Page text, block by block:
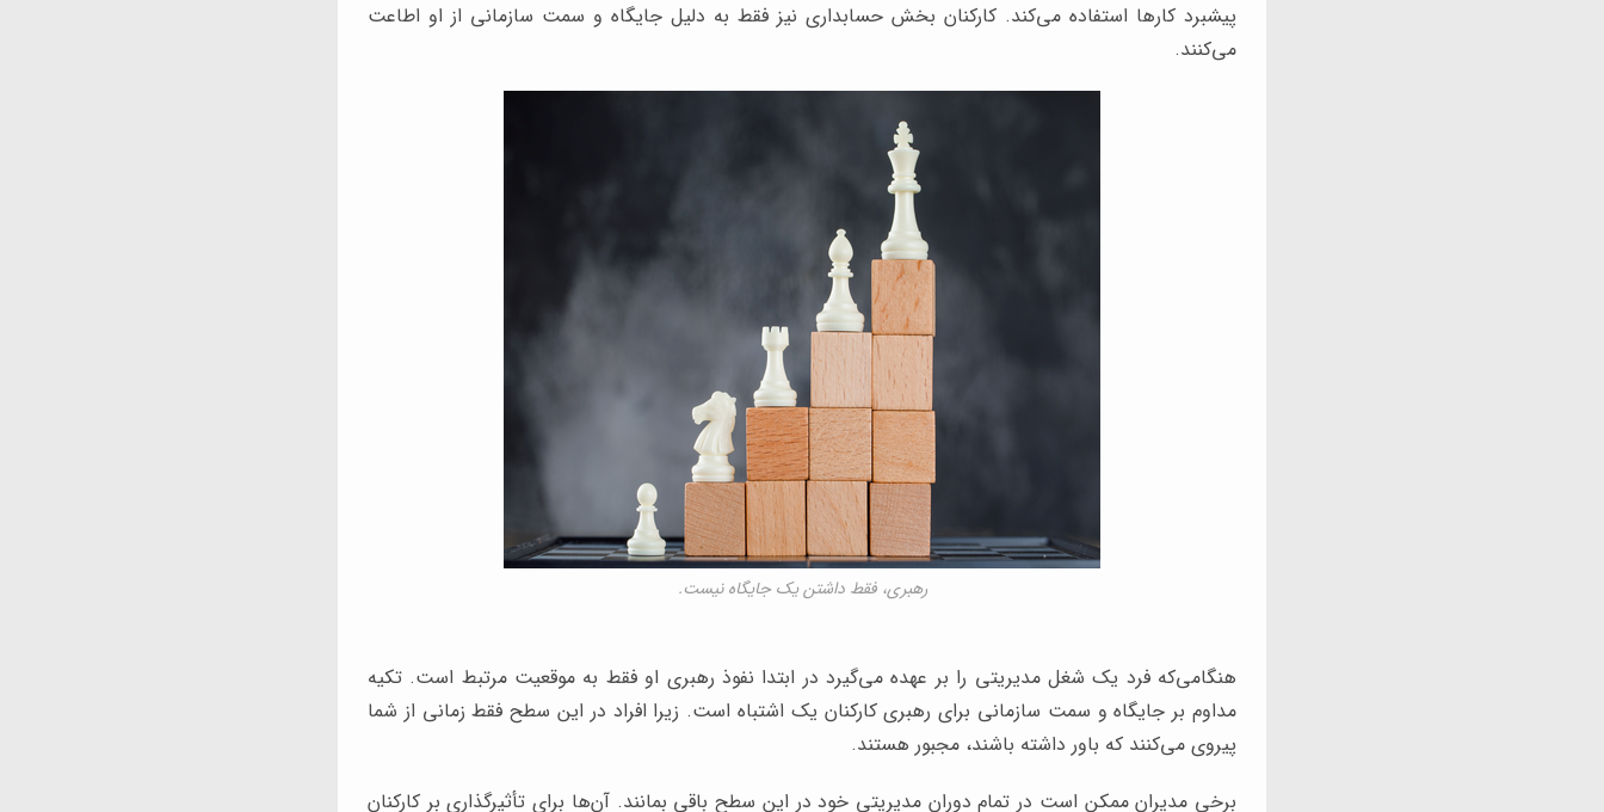
پیشبرد کارها استفاده می‌کند. کارکنان بخش حسابداری نیز فقط به دلیل جایگاه و سمت سازمانی از او اطاعت
می‌کنند.
رهبری، فقط داشتن یک جایگاه نیست.
هنگامی‌که فرد یک شغل مدیریتی را بر عهده می‌گیرد در ابتدا نفوذ رهبری او فقط به موقعیت مرتبط است. تکیه
مداوم بر جایگاه و سمت سازمانی برای رهبری کارکنان یک اشتباه است. زیرا افراد در این سطح فقط زمانی از شما
پیروی می‌کنند که باور داشته باشند، مجبور هستند.
برخی مدیران ممکن است در تمام دوران مدیریتی خود در این سطح باقی بمانند. آن‌ها برای تأثیرگذاری بر کارکنان